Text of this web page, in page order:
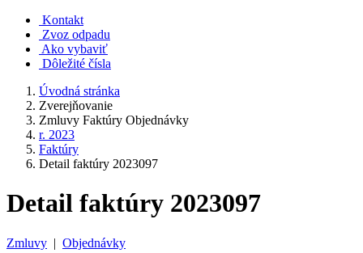
Kontakt
Zvoz odpadu
Ako vybaviť
Dôležité čísla
Úvodná stránka
Zverejňovanie
Zmluvy Faktúry Objednávky
r. 2023
Faktúry
Detail faktúry 2023097
Detail faktúry 2023097
Zmluvy | Objednávky